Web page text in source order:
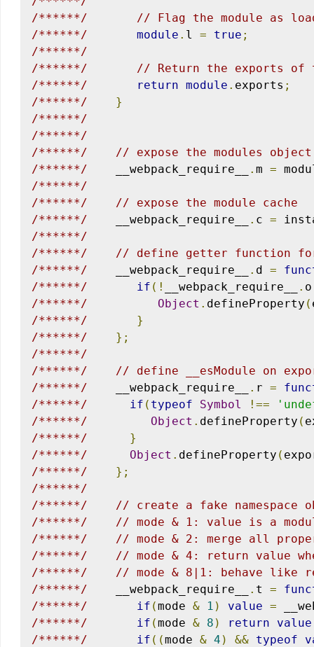
/******/
// Flag the module as
/******/
module . l = true ;
/******/
/******/
// Return the exports of
/******/
return module . exports ;
/******/
}
/******/
/******/
/******/
// expose the modules object
/******/
    __webpack_require__
. m =
/******/
/******/
// expose the module cache
/******/
    __webpack_require__
. c =
/******/
/******/
// define getter function for
/******/
    __webpack_require__
. d =
/******/
if (! __webpack_require__ . o
/******/
Object . defineProperty (
/******/
}
/******/
};
/******/
/******/
// define __esModule on
/******/
    __webpack_require__
. r =
/******/
if ( typeof Symbol !==
/******/
Object . defineProperty (
/******/
}
/******/
Object . defineProperty (
/******/
};
/******/
/******/
// create a fake namespace
/******/
// mode & 1: value is a
/******/
// mode & 2: merge all
/******/
// mode & 4: return value
/******/
// mode & 8|1: behave like
/******/
    __webpack_require__
. t =
/******/
if (mode & 1 ) value =
/******/
if (mode & 8 ) return value
/******/
if ((mode & 4 ) && typeof